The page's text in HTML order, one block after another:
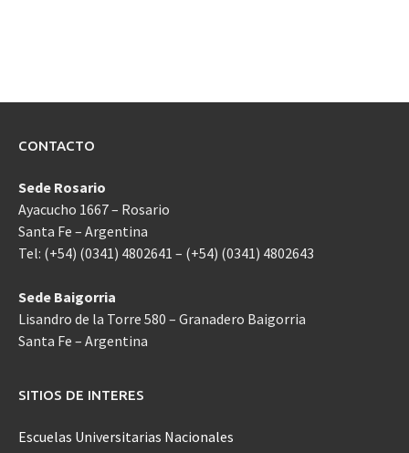
CONTACTO
Sede Rosario
Ayacucho 1667 – Rosario
Santa Fe – Argentina
Tel: (+54) (0341) 4802641 – (+54) (0341) 4802643
Sede Baigorria
Lisandro de la Torre 580 – Granadero Baigorria
Santa Fe – Argentina
SITIOS DE INTERES
Escuelas Universitarias Nacionales